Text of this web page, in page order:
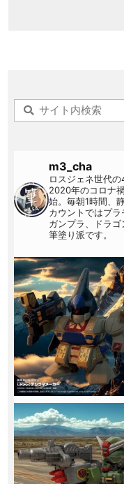
m3_cha
ロスジェネ世代
2020年のコロナ
始。毎朝1時間、
カウントではプ
ガンプラ、ドラ
筆塗り派です。